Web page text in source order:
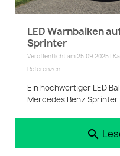
LED Warnbalken
Sprinter
Veröffentlicht am 25.09.2025 |
Referenzen
Ein hochwertiger LED
Mercedes Benz
search